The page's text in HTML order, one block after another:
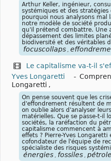
Arthur Keller, ingénieur,
systémiques et des
pourquoi nous analysons mal
notre modèle de société
qu'il prétend combattre. Une
dépassement des limites
biodiversité et des véritables
focuscollaps
Le capitalisme va-t-il
Yves Longaretti
-
Longaretti ,
On pense souvent que les
d'effondrement résultent de
on oublie alors d'analyser
matérielles. Que se passe-t-il
sociétés, la raréfaction du
capitalisme commencent à
effets ? Pierre-Yves Longaretti
cofondateur de l'équipe de
spécialiste des risques
énergies fossiles pétrole